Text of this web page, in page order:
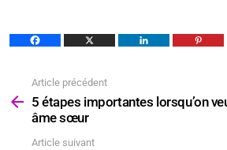
plus
Article précédent
5 étapes importantes lorsqu’on
âme sœur
Article suivant